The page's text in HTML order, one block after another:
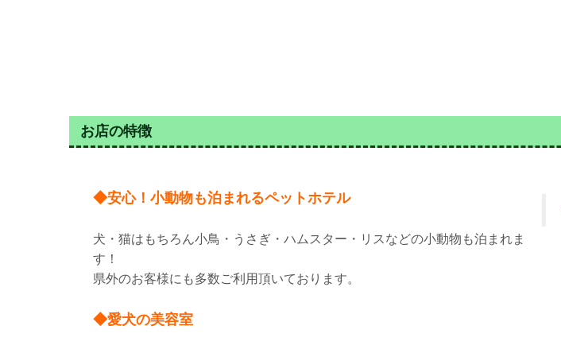
お店の特徴
◆安心！小動物も泊まれるペットホテル
犬・猫はもちろん小鳥・うさぎ・ハムスター・リスなどの小動物も泊まれま
す！
県外のお客様にも多数ご利用頂いております。
◆愛犬の美容室